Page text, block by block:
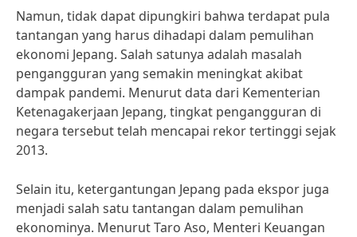
Namun, tidak dapat dipungkiri bahwa terdapat pula
tantangan yang harus dihadapi dalam pemulihan
ekonomi Jepang. Salah satunya adalah masalah
pengangguran yang semakin meningkat akibat
dampak pandemi. Menurut data dari Kementerian
Ketenagakerjaan Jepang, tingkat pengangguran di
negara tersebut telah mencapai rekor tertinggi sejak
2013.
Selain itu, ketergantungan Jepang pada ekspor juga
menjadi salah satu tantangan dalam pemulihan
ekonominya. Menurut Taro Aso, Menteri Keuangan